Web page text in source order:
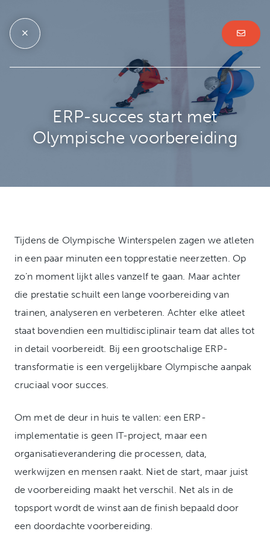
ERP-succes start met
Olympische voorbereiding
Tijdens de Olympische Winterspelen zagen we atleten
in een paar minuten een topprestatie neerzetten. Op
zo’n moment lijkt alles vanzelf te gaan. Maar achter
die prestatie schuilt een lange voorbereiding van
trainen, analyseren en verbeteren. Achter elke atleet
staat bovendien een multidisciplinair team dat alles tot
in detail voorbereidt. Bij een grootschalige ERP-
transformatie is een vergelijkbare Olympische aanpak
cruciaal voor succes.
Om met de deur in huis te vallen: een ERP-
implementatie is geen IT-project, maar een
organisatieverandering die processen, data,
werkwijzen en mensen raakt. Niet de start, maar juist
de voorbereiding maakt het verschil. Net als in de
topsport wordt de winst aan de finish bepaald door
een doordachte voorbereiding.